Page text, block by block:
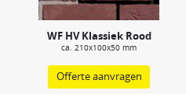
WF HV Klassiek Rood
ca. 210x100x50 mm
Offerte aanvragen